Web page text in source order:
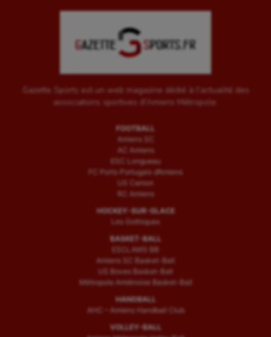
Gazette Sports est un web magazine dédié à l'actualité des
associations sportives d'Amiens Métropole.
FOOTBALL
Amiens SC
AC Amiens
ESC Longueau
FC Porto Portugais d’Amiens
US Camon
RC Amiens
HOCKEY-SUR-GLACE
Les Gothiques
BASKET-BALL
ESCLAMS BB
Amiens SC Basket-Ball
US Boves Basket-Ball
Métropole Amiénoise Basket-Ball
HANDBALL
AHC – Amiens Handball Club
VOLLEY-BALL